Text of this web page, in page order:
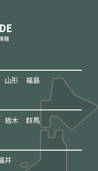
報
山形 福島
栃木 群馬
井